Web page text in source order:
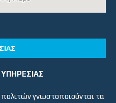
γνωστοποιούνται τα